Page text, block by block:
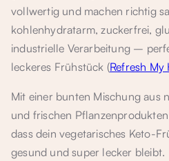
vollwertig und machen richtig
kohlenhydratarm, zuckerfrei,
industrielle Verarbeitung –
leckeres Frühstück (Refresh My
Mit einer bunten Mischung aus
und frischen
dass dein vegetarisches Keto-
gesund und super lecker bleibt.